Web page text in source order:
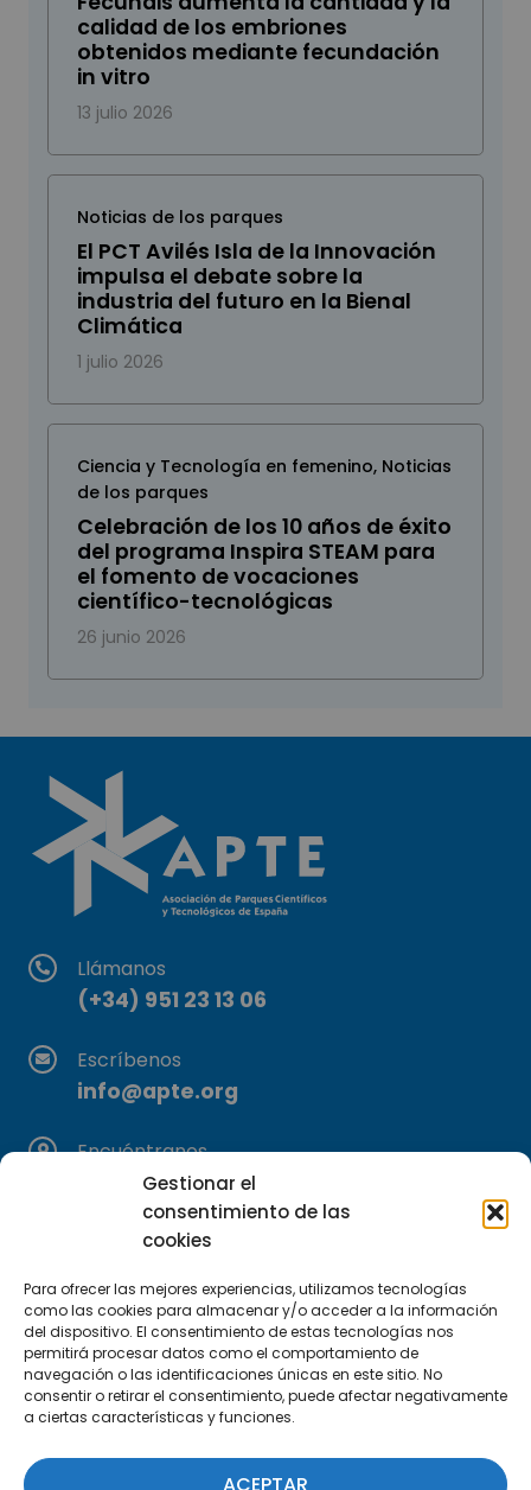
Gestionar el
consentimiento de las
cookies
Para ofrecer las mejores experiencias, utilizamos tecnologías
como las cookies para almacenar y/o acceder a la información
del dispositivo. El consentimiento de estas tecnologías nos
permitirá procesar datos como el comportamiento de
navegación o las identificaciones únicas en este sitio. No
consentir o retirar el consentimiento, puede afectar negativamente
a ciertas características y funciones.
ACEPTAR
calidad de los embriones
obtenidos mediante fecundación
in vitro
13 julio 2026
Noticias de los parques
El PCT Avilés Isla de la Innovación
impulsa el debate sobre la
industria del futuro en la Bienal
Climática
1 julio 2026
Ciencia y Tecnología en femenino, Noticias
de los parques
Celebración de los 10 años de éxito
del programa Inspira STEAM para
el fomento de vocaciones
científico-tecnológicas
26 junio 2026
Llámanos
(+34) 951 23 13 06
Escríbenos
info@apte.org
Encuéntranos
C/Marie Curie, 35
29590 Campanillas, Málaga
Suscríbete a nuestra Newsletter